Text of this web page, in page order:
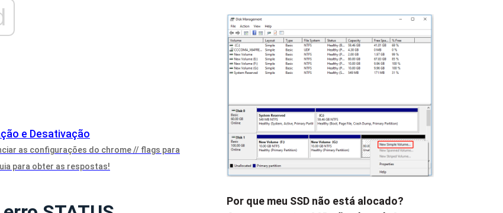
e Desativação
as configurações do chrome // flags para
para obter as respostas!
Por que meu SSD não está alocado?